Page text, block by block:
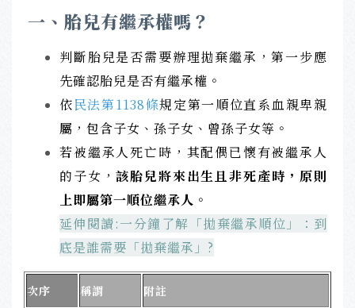
一、胎兒有繼承權嗎？
判斷胎兒是否需要辦理拋棄繼承，第一步應
先確認胎兒是否有繼承權。
依民法第1138條規定第一順位直系血親卑親
屬，包含子女、孫子女、曾孫子女等。
若被繼承人死亡時，其配偶已懷有被繼承人
的子女，該胎兒將來出生且非死產時，原則
上即屬第一順位繼承人 。
延伸閱讀:一分鐘了解「拋棄繼承順位」：到
底是誰需要「拋棄繼承」?
次序 稱謂 附註